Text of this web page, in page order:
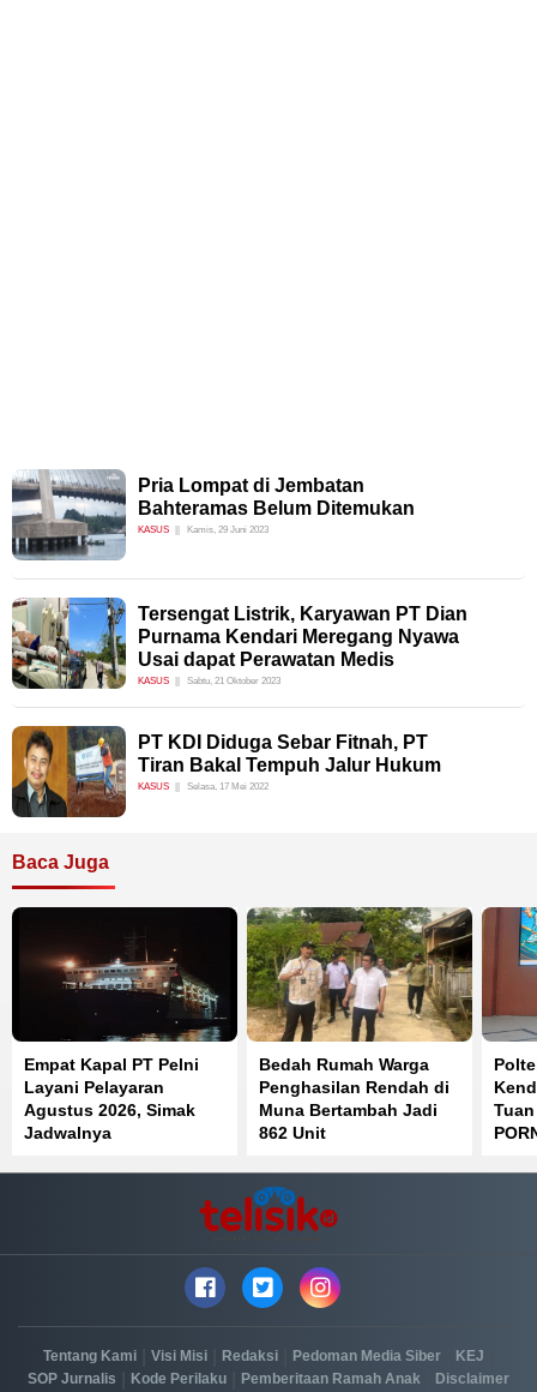
Pria Lompat di Jembatan
Bahteramas Belum Ditemukan
KASUS Kamis, 29 Juni 2023
Tersengat Listrik, Karyawan PT Dian
Purnama Kendari Meregang Nyawa
Usai dapat Perawatan Medis
KASUS Sabtu, 21 Oktober 2023
PT KDI Diduga Sebar Fitnah, PT
Tiran Bakal Tempuh Jalur Hukum
KASUS Selasa, 17 Mei 2022
Baca Juga
Empat Kapal PT Pelni
Layani Pelayaran
Agustus 2026, Simak
Jadwalnya
Bedah Rumah Warga
Penghasilan Rendah di
Muna Bertambah Jadi
862 Unit
Tentang Kami Visi Misi Redaksi Pedoman Media Siber KEJ
SOP Jurnalis Kode Perilaku Pemberitaan Ramah Anak Disclaimer